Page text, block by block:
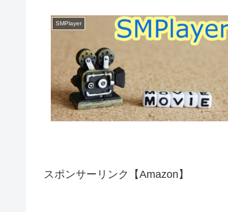
SMPlayer
スポンサーリンク【Amazon】